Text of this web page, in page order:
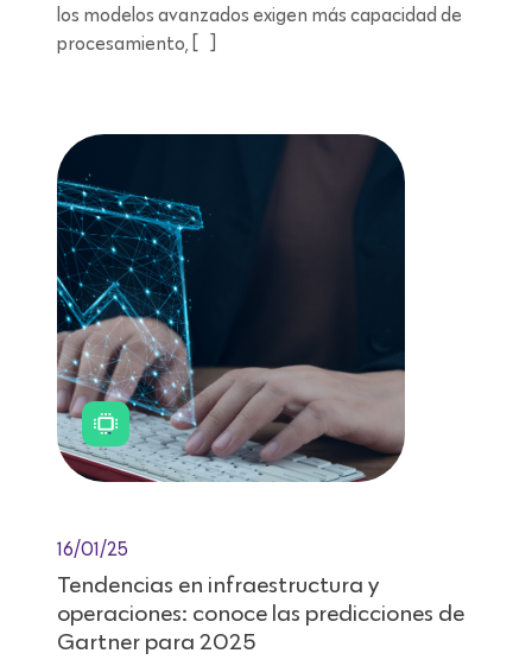
los modelos avanzados exigen más capacidad de
procesamiento, […]
16/01/25
Tendencias en infraestructura y
operaciones: conoce las predicciones de
Gartner para 2025